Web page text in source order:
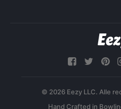
© 2026 Eezy LLC. Alle